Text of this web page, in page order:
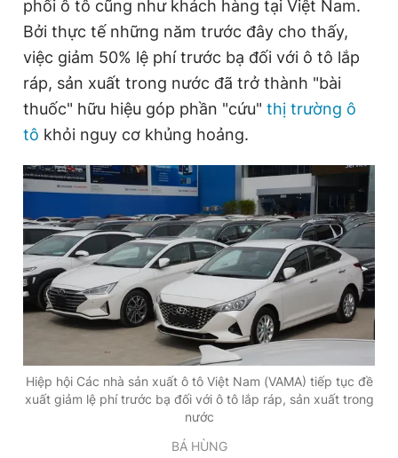
T
i
m
e
n
phối ô tô cũng như khách hàng tại Việt Nam.
Bởi thực tế những năm trước đây cho thấy,
việc giảm 50% lệ phí trước bạ đối với ô tô lắp
ráp, sản xuất trong nước đã trở thành "bài
thuốc" hữu hiệu góp phần "cứu" thị trường ô
tô khỏi nguy cơ khủng hoảng.
Hiệp hội Các nhà sản xuất ô tô Việt Nam (VAMA) tiếp tục đề
xuất giảm lệ phí trước bạ đối với ô tô lắp ráp, sản xuất trong
nước
BÁ HÙNG